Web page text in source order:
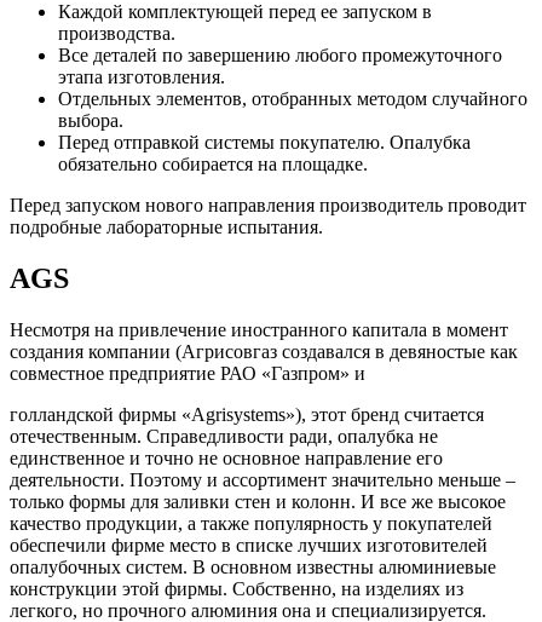
Каждой комплектующей перед ее запуском в
производства.
Все деталей по завершению любого промежуточного
этапа изготовления.
Отдельных элементов, отобранных методом случайного
выбора.
Перед отправкой системы покупателю. Опалубка
обязательно собирается на площадке.
Перед запуском нового направления производитель проводит
подробные лабораторные испытания.
AGS
Несмотря на привлечение иностранного капитала в момент
создания компании (Агрисовгаз создавался в девяностые как
совместное предприятие РАО «Газпром» и
голландской фирмы «Agrisystems»), этот бренд считается
отечественным. Справедливости ради, опалубка не
единственное и точно не основное направление его
деятельности. Поэтому и ассортимент значительно меньше –
только формы для заливки стен и колонн. И все же высокое
качество продукции, а также популярность у покупателей
обеспечили фирме место в списке лучших изготовителей
опалубочных систем. В основном известны алюминиевые
конструкции этой фирмы. Собственно, на изделиях из
легкого, но прочного алюминия она и специализируется.